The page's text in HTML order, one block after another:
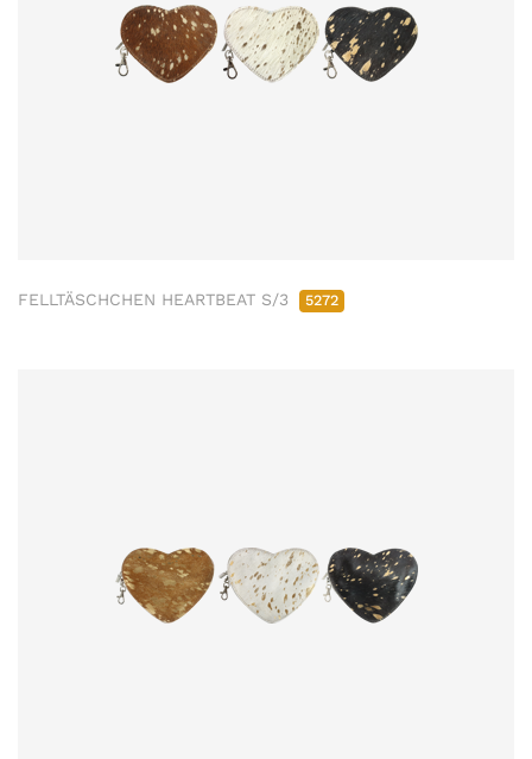
FELLTÄSCHCHEN HEARTBEAT S/3 5272